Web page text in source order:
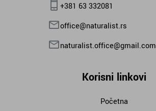
+381 63 332081
office@naturalist.rs
naturalist.office@gmail.com
Korisni linkovi
Početna